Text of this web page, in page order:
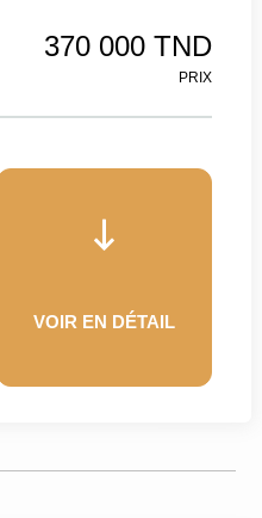
370 000 TND
PRIX
VOIR EN DÉTAIL